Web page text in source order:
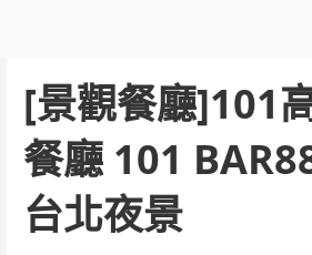
[景觀餐廳]101
餐廳 101
台北夜景